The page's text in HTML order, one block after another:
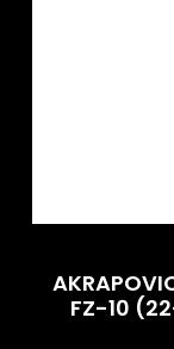
FZ-10